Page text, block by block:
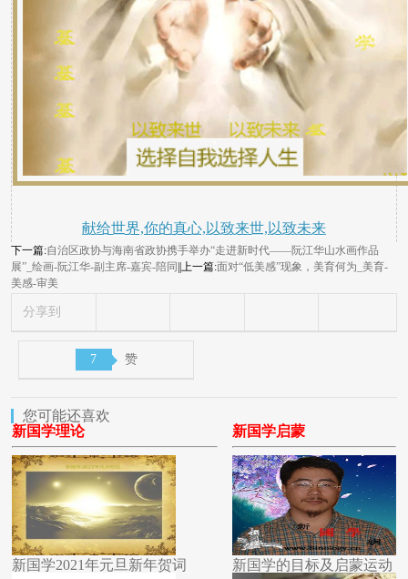
献给世界,你的真心,以致来世,以致未来
下一篇:自治区政协与海南省政协携手举办“走进新时代——阮江华山水画作品
展”_绘画-阮江华-副主席-嘉宾-陪同 ||上一篇:面对“低美感”现象，美育何为_美育-
美感-审美
分享到
7 赞
您可能还喜欢
新国学理论
新国学2021年元旦新年贺词
新国学启蒙
新国学的目标及启蒙运动